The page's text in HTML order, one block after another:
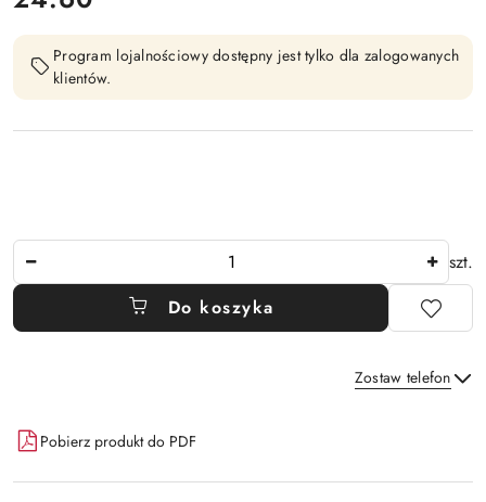
Program lojalnościowy dostępny jest tylko dla zalogowanych
klientów.
szt.
Do koszyka
Zostaw telefon
Dostępność
i
dostawa
Pobierz produkt do PDF